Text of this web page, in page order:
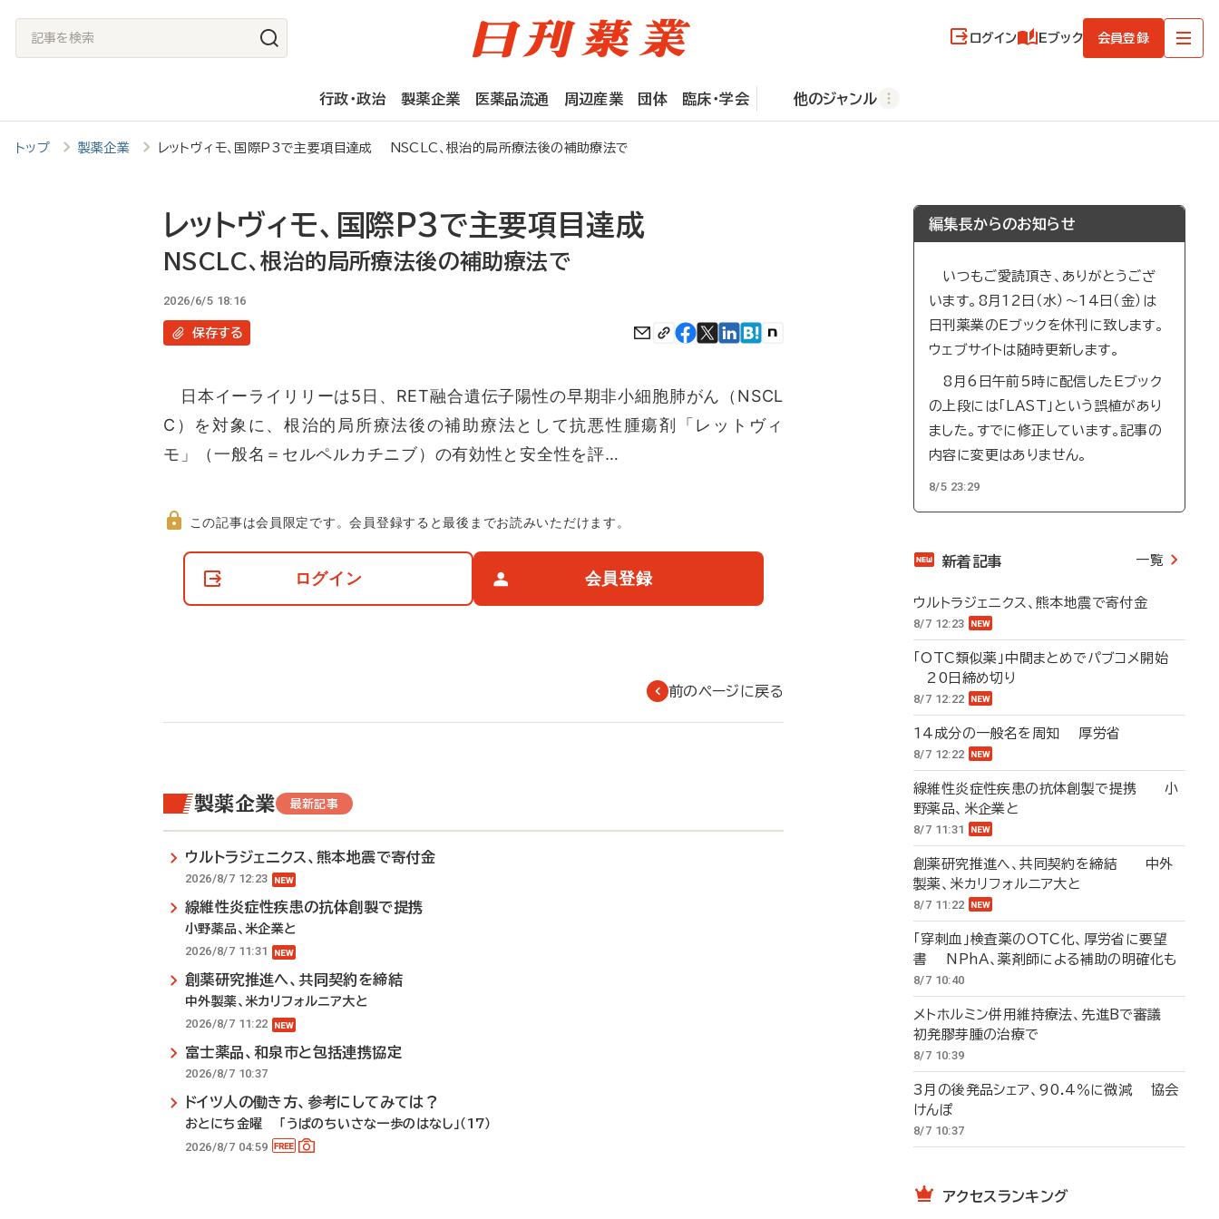
記
事
検
索
ログイン Eブック 会員登録
行政・政治 製薬企業 医薬品流通 周辺産業 団体 臨床・学会 他のジャンル
トップ 製薬企業 レットヴィモ、国際P3で主要項目達成 NSCLC、根治的局所療法後の補助療法で
レットヴィモ、国際P3で主要項目達成
NSCLC、根治的局所療法後の補助療法で
2026/6/5 18:16
保存する
日本イーライリリーは5日、RET融合遺伝子陽性の早期非小細胞肺がん（NSCL
C）を対象に、根治的局所療法後の補助療法として抗悪性腫瘍剤「レットヴィ
モ」（一般名＝セルペルカチニブ）の有効性と安全性を評…
て
この記事は会員限定です。会員登録すると最後までお読みいただけます。
ログイン 会員登録
前のページに戻る
製薬企業 最新記事
ウルトラジェニクス、熊本地震で寄付金
2026/8/7 12:23
線維性炎症性疾患の抗体創製で提携
小野薬品、米企業と
2026/8/7 11:31
創薬研究推進へ、共同契約を締結
中外製薬、米カリフォルニア大と
2026/8/7 11:22
富士薬品、和泉市と包括連携協定
2026/8/7 10:37
ドイツ人の働き方、参考にしてみては？
おとにち金曜 「うぱのちいさな一歩のはなし」（17）
2026/8/7 04:59
編集長からのお知らせ
いつもご愛読頂き、ありがとうござ
います。8月12日（水）～14日（金）は
日刊薬業のEブックを休刊に致します。
ウェブサイトは随時更新します。
8月6日午前5時に配信したEブック
の上段には「LAST」という誤植があり
ました。すでに修正しています。記事の
内容に変更はありません。
8/5 23:29
新着記事 一覧
ウルトラジェニクス、熊本地震で寄付金
8/7 12:23
「OTC類似薬」中間まとめでパブコメ開始
20日締め切り
8/7 12:22
14成分の一般名を周知 厚労省
8/7 12:22
線維性炎症性疾患の抗体創製で提携 小
野薬品、米企業と
8/7 11:31
創薬研究推進へ、共同契約を締結 中外
製薬、米カリフォルニア大と
8/7 11:22
「穿刺血」検査薬のOTC化、厚労省に要望
書 NPhA、薬剤師による補助の明確化も
8/7 10:40
メトホルミン併用維持療法、先進Bで審議
初発膠芽腫の治療で
8/7 10:39
3月の後発品シェア、90.4％に微減 協会
けんぽ
8/7 10:37
アクセスランキング